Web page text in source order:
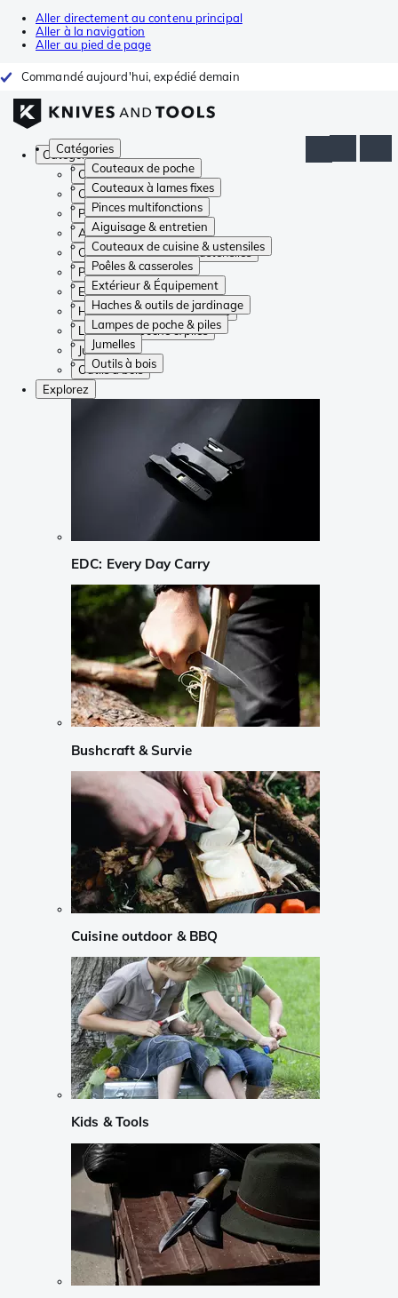
Aller directement au contenu principal
Aller à la navigation
Aller au pied de page
Commandé aujourd'hui, expédié demain
Catégories
Couteaux de poche
Couteaux à lames fixes
Pinces multifonctions
Aiguisage & entretien
Couteaux de cuisine & ustensiles
Poêles & casseroles
Extérieur & Équipement
Haches & outils de jardinage
Lampes de poche & piles
Jumelles
Outils à bois
Catégories
Couteaux de poche
Couteaux à lames fixes
Pinces multifonctions
Aiguisage & entretien
Couteaux de cuisine & ustensiles
Poêles & casseroles
Extérieur & Équipement
Haches & outils de jardinage
Lampes de poche & piles
Jumelles
Outils à bois
Explorez
EDC: Every Day Carry
Bushcraft & Survie
Cuisine outdoor & BBQ
Kids & Tools